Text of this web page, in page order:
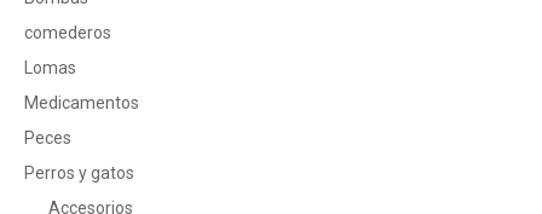
comederos
Lomas
Medicamentos
Peces
Perros y gatos
Accesorios